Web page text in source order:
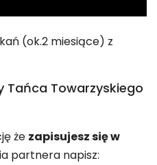
(ok.2 miesiące) z
Tańca Towarzyskiego
że zapisujesz się w
partnera napisz: